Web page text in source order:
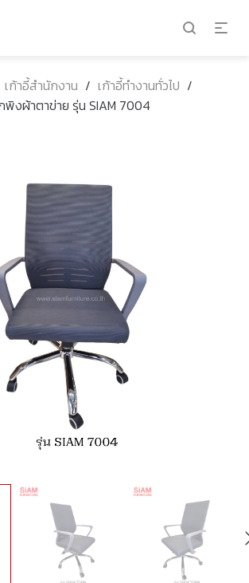
เก้าอี้สำนักงาน / เก้าอี้ทำงานทั่วไป /
งผ้าตาข่าย รุ่น SIAM 7004